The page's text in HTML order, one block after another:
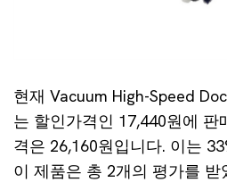
현재 Vacuum High-Speed
는 할인가격인 17,440원에 판
격은 26,160원입니다. 이는
이 제품은 총 2개의 평가를